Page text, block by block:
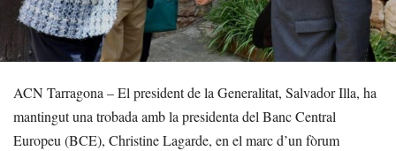
ACN Tarragona – El president de la Generalitat, Salvador Illa, ha
mantingut una trobada amb la presidenta del Banc Central
Europeu (BCE), Christine Lagarde, en el marc d’un fòrum